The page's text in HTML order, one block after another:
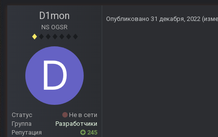
D1mon
NS OGSR
Статус
Не в сети
Группа
Разработчики
Репутация
245
Опубликовано 31 декабря, 2022